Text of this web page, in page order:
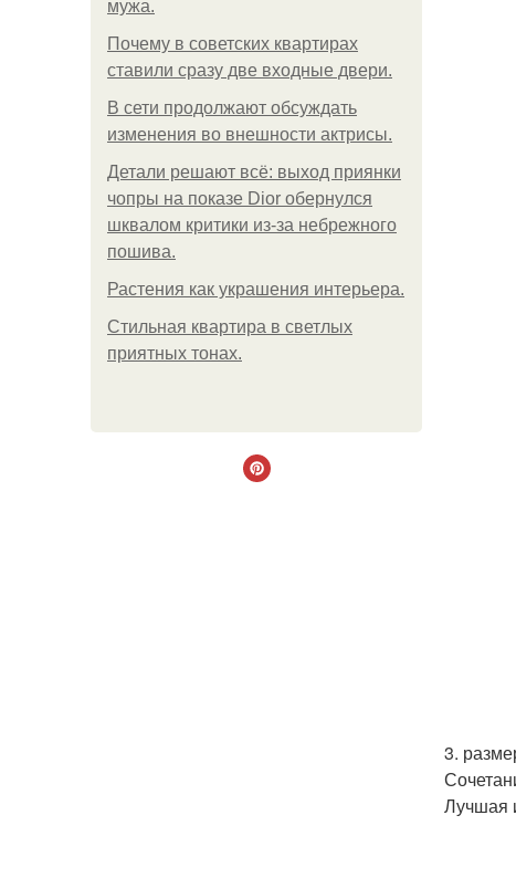
мужа.
Почему в советских квартирах
ставили сразу две входные двери.
В сети продолжают обсуждать
изменения во внешности актрисы.
Детали решают всё: выход приянки
чопры на показе Dior обернулся
шквалом критики из-за небрежного
пошива.
Растения как украшения интерьера.
Стильная квартира в светлых
приятных тонах.
3.
Лучшая